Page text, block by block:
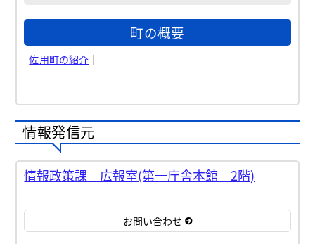
町の概要
佐用町の紹介 ｜
情報発信元
情報政策課 広報室(第一庁舎本館 2階)
お問い合わせ